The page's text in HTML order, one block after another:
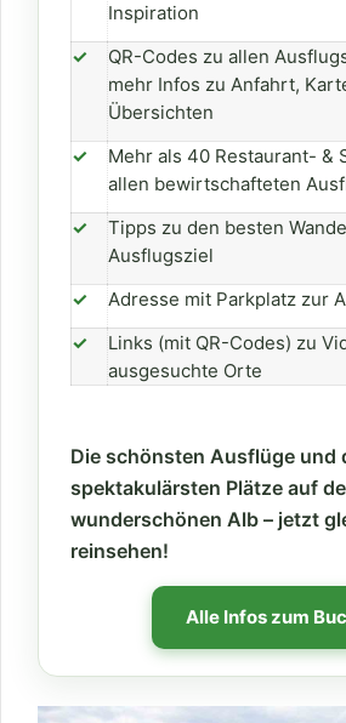
Inspiration
✓
QR-Codes zu allen
mehr Infos zu Anfahrt,
Übersichten
✓
Mehr als 40 Restaurant- &
allen bewirtschafteten
✓
Tipps zu den besten
Ausflugsziel
✓
Adresse mit Parkplatz zur
✓
Links (mit QR-Codes) zu
ausgesuchte Orte
Die schönsten Ausflüge und
spektakulärsten Plätze auf
wunderschönen Alb – jetzt
reinsehen!
Alle Infos zum